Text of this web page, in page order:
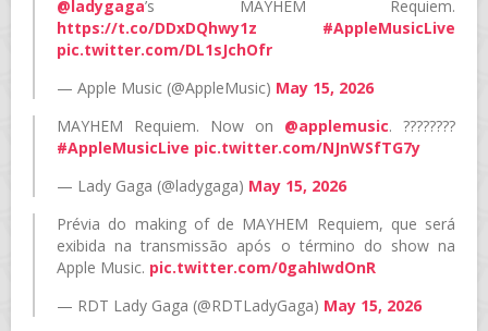
@ladygaga’s MAYHEM Requiem.
https://t.co/DDxDQhwy1z
#AppleMusicLive
pic.twitter.com/DL1sJchOfr
— Apple Music (@AppleMusic) May 15, 2026
MAYHEM Requiem. Now on @applemusic. ????????
#AppleMusicLive pic.twitter.com/NJnWSfTG7y
— Lady Gaga (@ladygaga) May 15, 2026
Prévia do making of de MAYHEM Requiem, que será
exibida na transmissão após o término do show na
Apple Music. pic.twitter.com/0gahIwdOnR
— RDT Lady Gaga (@RDTLadyGaga) May 15, 2026